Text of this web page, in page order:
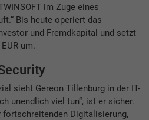
im Zuge eines
Bis heute operiert das
und Fremdkapital und setzt
um.
sieht Gereon Tillenburg in der IT-
unendlich viel tun“, ist er sicher.
fortschreitenden Digitalisierung,